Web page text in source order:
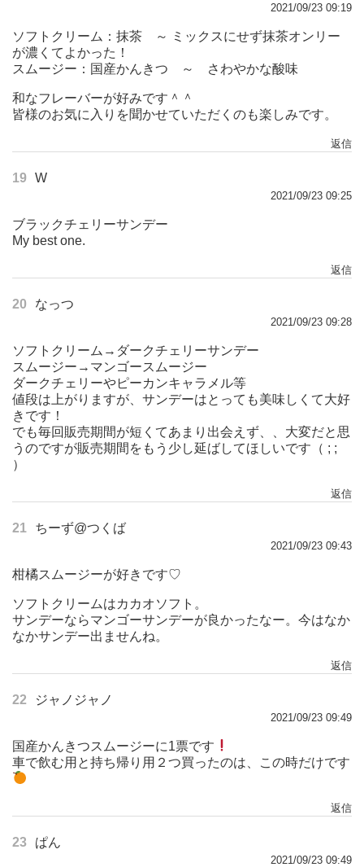
2021/09/23 09:19
ソフトクリーム：抹茶 ～ ミックスにせず抹茶オンリー
が濃くてよかった！
スムージー：国産かんきつ ～ さわやかな酸味
和なフレーバーが好みです＾＾
皆様のお気に入りを聞かせていただくのも楽しみです。
返信
19 W
2021/09/23 09:25
ブラックチェリーサンデー
My best one.
返信
20 なっつ
2021/09/23 09:28
ソフトクリーム→ダークチェリーサンデー
スムージー→マンゴースムージー
ダークチェリーやピーカンキャラメル等
値段は上がりますが、サンデーはとっても美味しくて大好
きです！
でも毎回販売期間が短くてあまり出会えず、、大変だと思
うのですが販売期間をもう少し延ばしてほしいです（ ; ;
）
返信
21 ちーず@つくば
2021/09/23 09:43
柑橘スムージーが好きです♡
ソフトクリームはカカオソフト。
サンデーならマンゴーサンデーが良かったなー。今はなか
なかサンデー出ませんね。
返信
22 ジャノジャノ
2021/09/23 09:49
国産かんきつスムージーに1票です
車で飲む用と持ち帰り用２つ買ったのは、この時だけです
返信
23 ぱん
2021/09/23 09:49